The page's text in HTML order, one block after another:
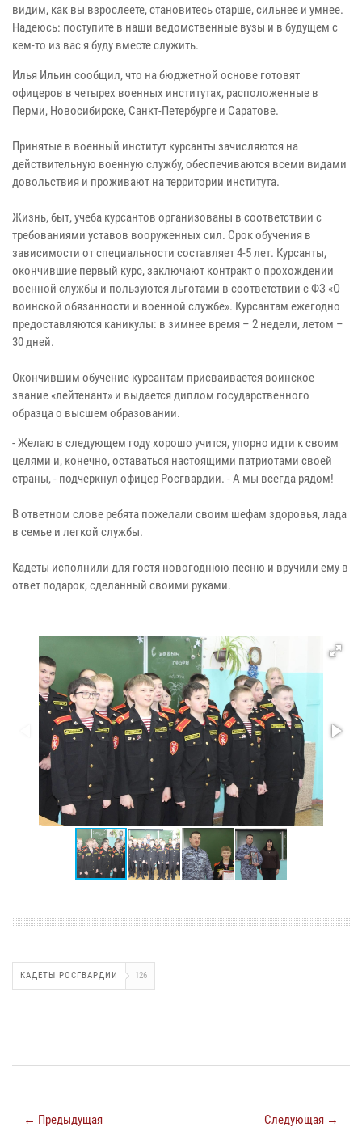
видим, как вы взрослеете, становитесь старше, сильнее и умнее.
Надеюсь: поступите в наши ведомственные вузы и в будущем с
кем-то из вас я буду вместе служить.
Илья Ильин сообщил, что на бюджетной основе готовят
офицеров в четырех военных институтах, расположенные в
Перми, Новосибирске, Санкт-Петербурге и Саратове.
Принятые в военный институт курсанты зачисляются на
действительную военную службу, обеспечиваются всеми видами
довольствия и проживают на территории института.
Жизнь, быт, учеба курсантов организованы в соответствии с
требованиями уставов вооруженных сил. Срок обучения в
зависимости от специальности составляет 4-5 лет. Курсанты,
окончившие первый курс, заключают контракт о прохождении
военной службы и пользуются льготами в соответствии с ФЗ «О
воинской обязанности и военной службе». Курсантам ежегодно
предоставляются каникулы: в зимнее время – 2 недели, летом –
30 дней.
Окончившим обучение курсантам присваивается воинское
звание «лейтенант» и выдается диплом государственного
образца о высшем образовании.
- Желаю в следующем году хорошо учится, упорно идти к своим
целями и, конечно, оставаться настоящими патриотами своей
страны, - подчеркнул офицер Росгвардии. - А мы всегда рядом!
В ответном слове ребята пожелали своим шефам здоровья, лада
в семье и легкой службы.
Кадеты исполнили для гостя новогоднюю песню и вручили ему в
ответ подарок, сделанный своими руками.
КАДЕТЫ РОСГВАРДИИ 126
← Предыдущая Следующая →